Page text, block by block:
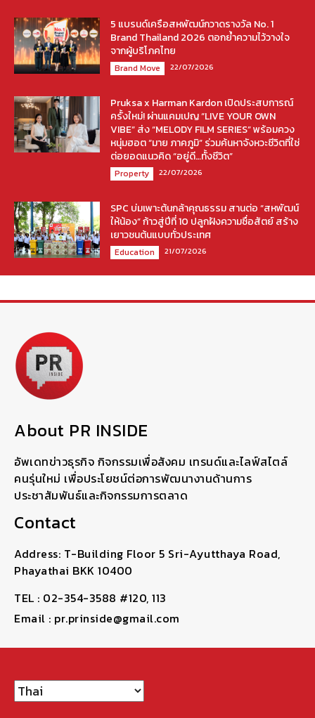
5 แบรนด์เครือสหพัฒน์กวาดรางวัล No. 1
Brand Thailand 2026 ตอกย้ำความไว้วางใจ
จากผู้บริโภคไทย
Brand Move 22/07/2026
Pruksa x Harman Kardon เปิดประสบการณ์
ครั้งใหม่! ผ่านแคมเปญ “LIVE YOUR OWN
VIBE” ส่ง “MELODY FILM SERIES” พร้อมควง
หนุ่มฮอต “มาย ภาคภูมิ” ร่วมค้นหาจังหวะชีวิตที่ใช่
ต่อยอดแนวคิด “อยู่ดี…ทั้งชีวิต”
Property 22/07/2026
SPC บ่มเพาะต้นกล้าคุณธรรม สานต่อ “สหพัฒน์
ให้น้อง” ก้าวสู่ปีที่ 10 ปลูกฝังความซื่อสัตย์ สร้าง
เยาวชนต้นแบบทั่วประเทศ
Education 21/07/2026
About PR INSIDE
อัพเดทข่าวธุรกิจ กิจกรรมเพื่อสังคม เทรนด์และไลฟ์สไตล์
คนรุ่นใหม่ เพื่อประโยชน์ต่อการพัฒนางานด้านการ
ประชาสัมพันธ์และกิจกรรมการตลาด
Contact
Address: T-Building Floor 5 Sri-Ayutthaya Road,
Phayathai BKK 10400
TEL : 02-354-3588 #120, 113
Email : pr.prinside@gmail.com